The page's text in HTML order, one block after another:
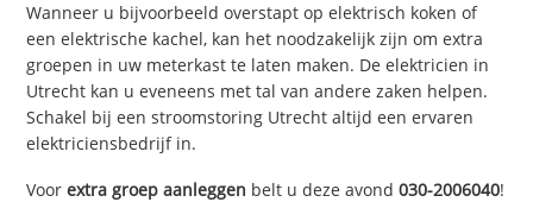
Wanneer u bijvoorbeeld overstapt op elektrisch koken of
een elektrische kachel, kan het noodzakelijk zijn om extra
groepen in uw meterkast te laten maken. De elektricien in
Utrecht kan u eveneens met tal van andere zaken helpen.
Schakel bij een stroomstoring Utrecht altijd een ervaren
elektriciensbedrijf in.
Voorextra groep aanleggen belt u deze avond030-2006040!